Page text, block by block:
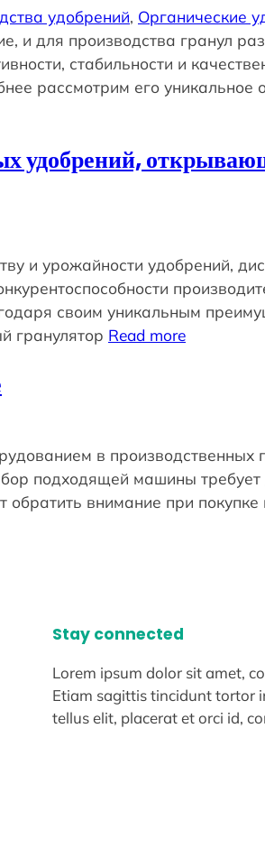
удобрений, Органические
и для производства гранул
стабильности и
рассмотрим его уникальное
удобрений,
и урожайности удобрений,
своим уникальным
гранулятор Read more
в производственных
подходящей машины требует
внимание при покупке
Stay connected
Lorem ipsum dolor sit amet,
Etiam sagittis tincidunt tortor
tellus elit, placerat et orci id,